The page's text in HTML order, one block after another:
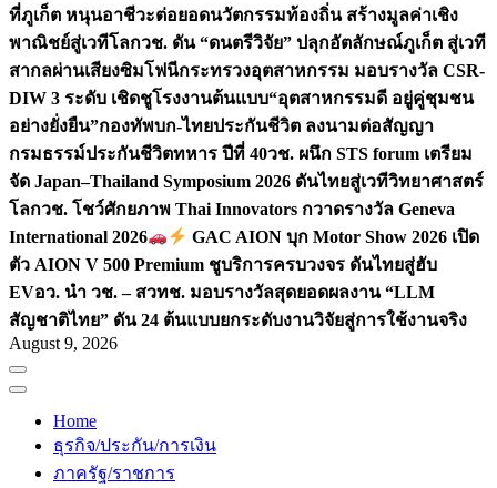
ที่ภูเก็ต หนุนอาชีวะต่อยอดนวัตกรรมท้องถิ่น สร้างมูลค่าเชิง
พาณิชย์สู่เวทีโลกวช. ดัน “ดนตรีวิจัย” ปลุกอัตลักษณ์ภูเก็ต สู่เวที
สากลผ่านเสียงซิมโฟนีกระทรวงอุตสาหกรรม มอบรางวัล CSR-
DIW 3 ระดับ เชิดชูโรงงานต้นแบบ“อุตสาหกรรมดี อยู่คู่ชุมชน
อย่างยั่งยืน”กองทัพบก-ไทยประกันชีวิต ลงนามต่อสัญญา
กรมธรรม์ประกันชีวิตทหาร ปีที่ 40วช. ผนึก STS forum เตรียม
จัด Japan–Thailand Symposium 2026 ดันไทยสู่เวทีวิทยาศาสตร์
โลกวช. โชว์ศักยภาพ Thai Innovators กวาดรางวัล Geneva
International 2026
GAC AION บุก Motor Show 2026 เปิด
ตัว AION V 500 Premium ชูบริการครบวงจร ดันไทยสู่ฮับ
EVอว. นำ วช. – สวทช. มอบรางวัลสุดยอดผลงาน “LLM
สัญชาติไทย” ดัน 24 ต้นแบบยกระดับงานวิจัยสู่การใช้งานจริง
August 9, 2026
Home
ธุรกิจ/ประกัน/การเงิน
ภาครัฐ/ราชการ